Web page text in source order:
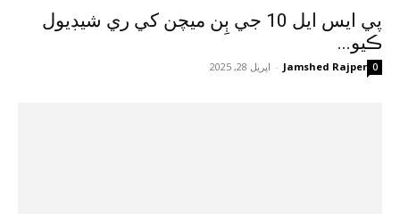
پي ايس ايل 10 جي ٻِن ميچن کي ري شيڊيول
ڪيو...
Jamshed Rajper
- اپريل 28, 2025 0